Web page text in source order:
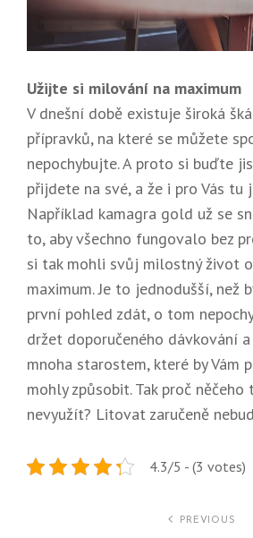
Užijte si milování na maximum
V dnešní době existuje široká
přípravků, na které se můžete
nepochybujte. A proto si buďte
přijdete na své, a že i pro Vás tu
Například kamagra gold už se
to, aby všechno fungovalo bez
si tak mohli svůj milostný život
maximum. Je to jednodušší, než
první pohled zdát, o tom
držet doporučeného dávkování
mnoha starostem, které by Vám
mohly způsobit. Tak proč něčeho
nevyužít? Litovat zaručeně
4.3/5 - (3 votes)
PREVIOUS